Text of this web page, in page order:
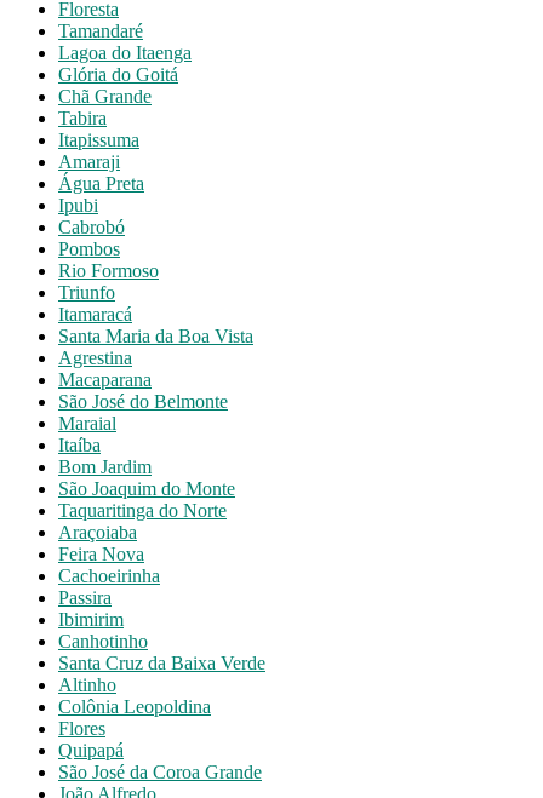
Floresta
Tamandaré
Lagoa do Itaenga
Glória do Goitá
Chã Grande
Tabira
Itapissuma
Amaraji
Água Preta
Ipubi
Cabrobó
Pombos
Rio Formoso
Triunfo
Itamaracá
Santa Maria da Boa Vista
Agrestina
Macaparana
São José do Belmonte
Maraial
Itaíba
Bom Jardim
São Joaquim do Monte
Taquaritinga do Norte
Araçoiaba
Feira Nova
Cachoeirinha
Passira
Ibimirim
Canhotinho
Santa Cruz da Baixa Verde
Altinho
Colônia Leopoldina
Flores
Quipapá
São José da Coroa Grande
João Alfredo